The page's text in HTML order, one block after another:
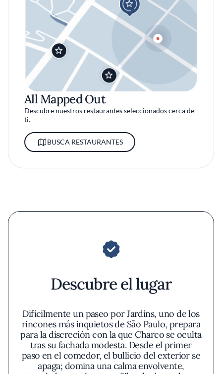
All Mapped Out
Descubre nuestros restaurantes seleccionados cerca de
ti.
BUSCA RESTAURANTES
Descubre el lugar
Difícilmente un paseo por Jardins, uno de los
rincones más inquietos de São Paulo, prepara
para la discreción con la que Charco se oculta
tras su fachada modesta. Desde el primer
paso en el comedor, el bullicio del exterior se
apaga; domina una calma envolvente,